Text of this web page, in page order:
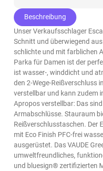
Beschreibung
Unser Verkaufsschlager
Schnitt und überwiegend
schlichte und mit farblichen
Parka für Damen ist der
ist wasser-, winddicht und
den 2-Wege-Reißverschluss
verstellbar und kann zudem
Apropos verstellbar: Das
Armabschlüsse. Stauraum
Reißverschlusstaschen. Der
mit Eco Finish PFC-frei
ausgerüstet. Das VAUDE
umweltfreundliches,
und bluesign® zertifizierten